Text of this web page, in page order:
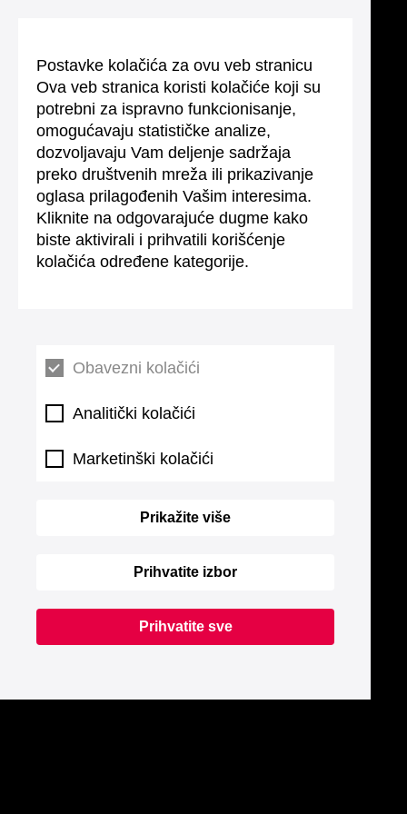
Postavke kolačića za ovu veb stranicu
Ova veb stranica koristi kolačiće koji su
potrebni za ispravno funkcionisanje,
omogućavaju statističke analize,
dozvoljavaju Vam deljenje sadržaja
preko društvenih mreža ili prikazivanje
oglasa prilagođenih Vašim interesima.
Kliknite na odgovarajuće dugme kako
biste aktivirali i prihvatili korišćenje
kolačića određene kategorije.
Obavezni kolačići
Analitički kolačići
Marketinški kolačići
Prikažite više
Prihvatite izbor
Prihvatite sve